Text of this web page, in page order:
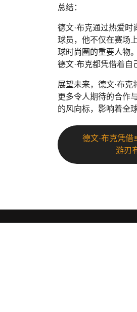
总结：
德文·布克通过热爱
球员，他不仅在赛场
球时尚圈的重要人物
德文·布克都凭借着自
展望未来，德文·布
更多令人期待的合作
的风向标，影响着全
德文·布克凭
游刃